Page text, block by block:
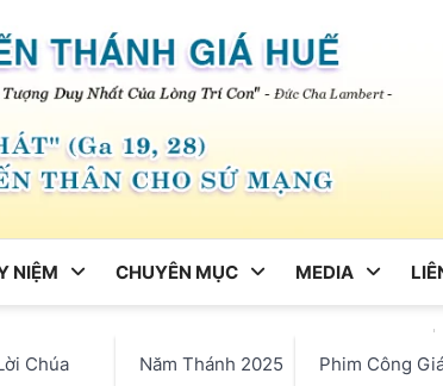
NIỆM
Chúa
CHUYÊN MỤC
Năm Thánh 2025
MEDIA
Phim Công